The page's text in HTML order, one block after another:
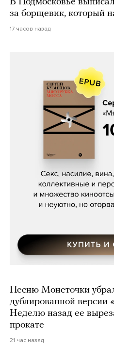
за борщевик,
17 часов назад
Сергей
Песню Монеточки
дублированной версии
Неделю назад ее
прокате
21 час назад